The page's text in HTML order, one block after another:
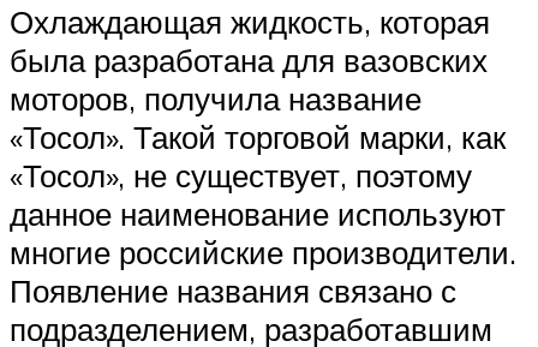
Охлаждающая жидкость, которая
была разработана для вазовских
моторов, получила название
«Тосол». Такой торговой марки, как
«Тосол», не существует, поэтому
данное наименование используют
многие российские производители.
Появление названия связано с
подразделением, разработавшим